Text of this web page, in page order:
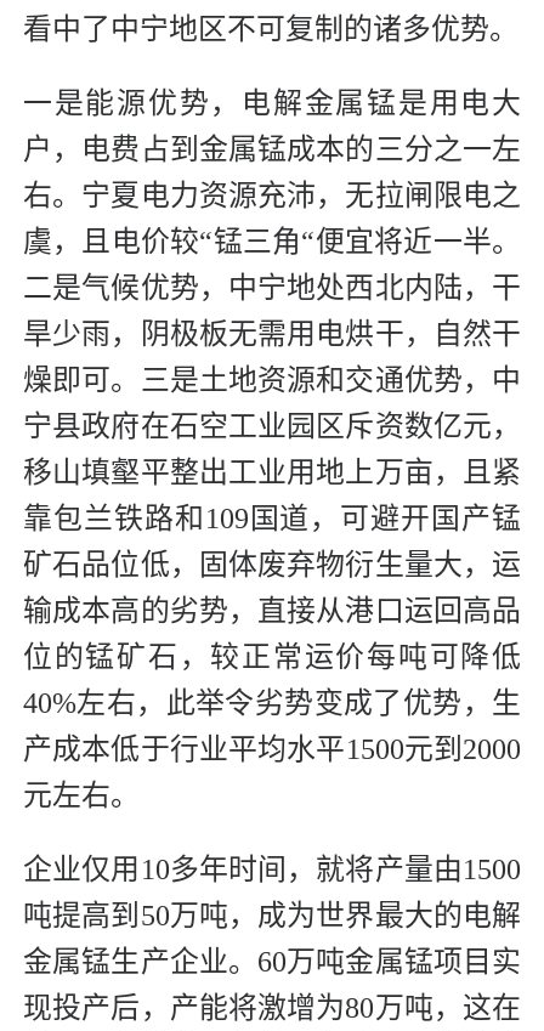
看中了中宁地区不可复制的诸多优势。
一是能源优势，电解金属锰是用电大
户，电费占到金属锰成本的三分之一左
右。宁夏电力资源充沛，无拉闸限电之
虞，且电价较“锰三角“便宜将近一半。
二是气候优势，中宁地处西北内陆，干
旱少雨，阴极板无需用电烘干，自然干
燥即可。三是土地资源和交通优势，中
宁县政府在石空工业园区斥资数亿元，
移山填壑平整出工业用地上万亩，且紧
靠包兰铁路和109国道，可避开国产锰
矿石品位低，固体废弃物衍生量大，运
输成本高的劣势，直接从港口运回高品
位的锰矿石，较正常运价每吨可降低
40%左右，此举令劣势变成了优势，生
产成本低于行业平均水平1500元到2000
元左右。
企业仅用10多年时间，就将产量由1500
吨提高到50万吨，成为世界最大的电解
金属锰生产企业。60万吨金属锰项目实
现投产后，产能将激增为80万吨，这在